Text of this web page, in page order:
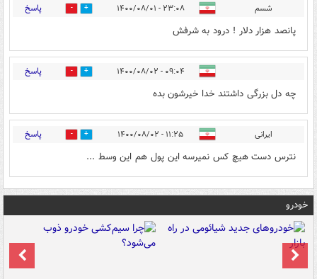
شسم ۲۳:۰۸ - ۱۴۰۰/۰۸/۰۱ 11 پاسخ
پانصد هزار دلار ! درود به شرفش
۰۹:۰۴ - ۱۴۰۰/۰۸/۰۲ 5 پاسخ
چه دل بزرگی داشتند خدا خیرشون بده
ایرانی ۱۱:۲۵ - ۱۴۰۰/۰۸/۰۲ 2 پاسخ
نترس دست هیچ کس نمیرسه این پول هم این وسط ...
خودرو